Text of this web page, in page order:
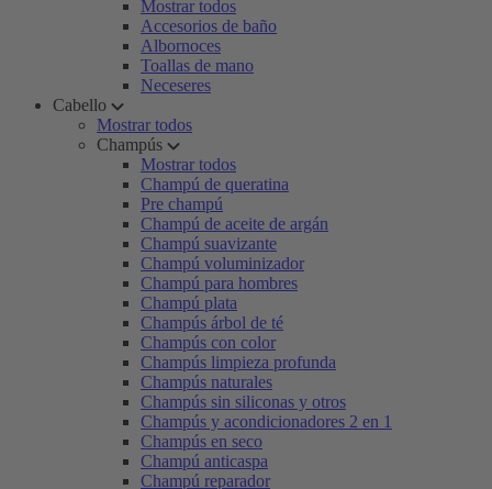
Mostrar todos
Accesorios de baño
Albornoces
Toallas de mano
Neceseres
Cabello
Mostrar todos
Champús
Mostrar todos
Champú de queratina
Pre champú
Champú de aceite de argán
Champú suavizante
Champú voluminizador
Champú para hombres
Champú plata
Champús árbol de té
Champús con color
Champús limpieza profunda
Champús naturales
Champús sin siliconas y otros
Champús y acondicionadores 2 en 1
Champús en seco
Champú anticaspa
Champú reparador